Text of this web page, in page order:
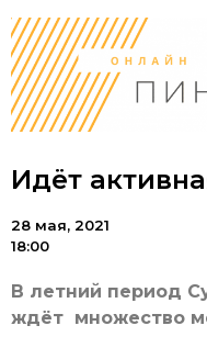
Идёт
28 мая, 2021
18:00
В летний период
ждёт множество